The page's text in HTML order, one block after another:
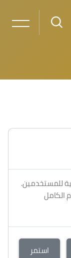
للمستخدمين.
الكامل
استمر